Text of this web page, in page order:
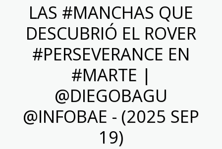
LAS #MANCHAS QUE
DESCUBRIÓ EL ROVER
#PERSEVERANCE EN
#MARTE |
@DIEGOBAGU
@INFOBAE - (2025 SEP
19)